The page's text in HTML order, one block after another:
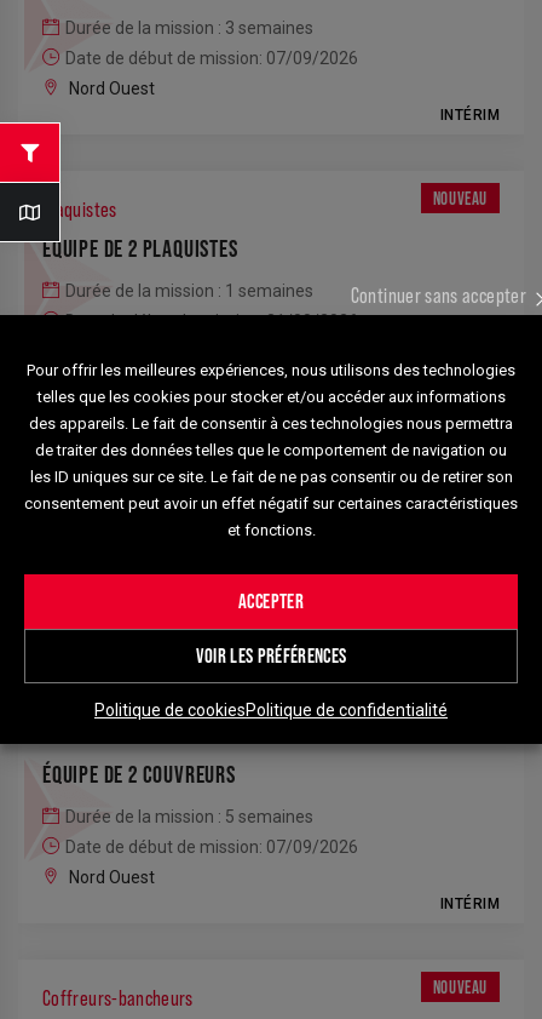
Pour offrir les meilleures expériences, nous utilisons des technologies
telles que les cookies pour stocker et/ou accéder aux informations
des appareils. Le fait de consentir à ces technologies nous permettra
de traiter des données telles que le comportement de navigation ou
les ID uniques sur ce site. Le fait de ne pas consentir ou de retirer son
consentement peut avoir un effet négatif sur certaines caractéristiques
et fonctions.
ACCEPTER
Continuer sans accepter
VOIR LES PRÉFÉRENCES
Politique de cookiesPolitique de confidentialité
Durée de la mission : 3 semaines
Date de début de mission: 07/09/2026
Nord Ouest
INTÉRIM
NOUVEAU
Plaquistes
ÉQUIPE DE 2 PLAQUISTES
Durée de la mission : 1 semaines
Date de début de mission: 31/08/2026
INTÉRIM
NOUVEAU
Plaquistes
ÉQUIPE DE 2 PLAQUISTES
NOUVEAU
ÉQUIPE DE 2 COUVREURS
Durée de la mission : 5 semaines
Date de début de mission: 07/09/2026
Nord Ouest
INTÉRIM
NOUVEAU
Coffreurs-bancheurs
25
36
188
34